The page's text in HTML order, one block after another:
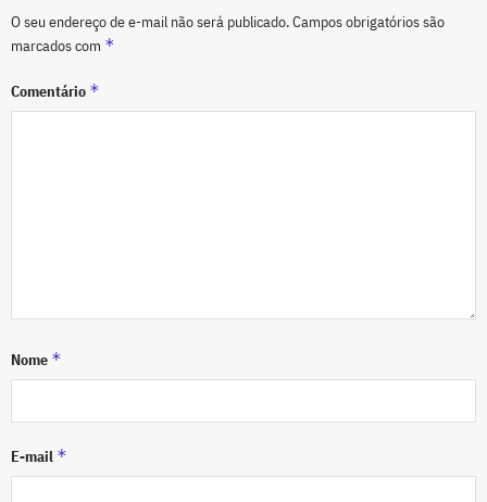
O seu endereço de e-mail não será publicado.Campos obrigatórios são
marcados com *
Comentário *
Nome *
E-mail *